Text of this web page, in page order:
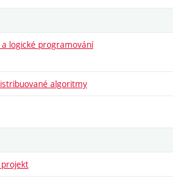
a logické programování
algoritmy